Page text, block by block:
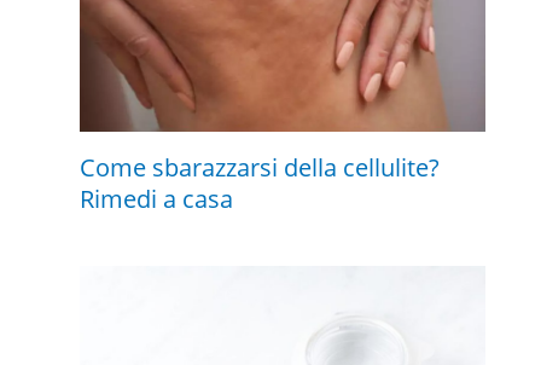
Come sbarazzarsi della cellulite?
Rimedi a casa